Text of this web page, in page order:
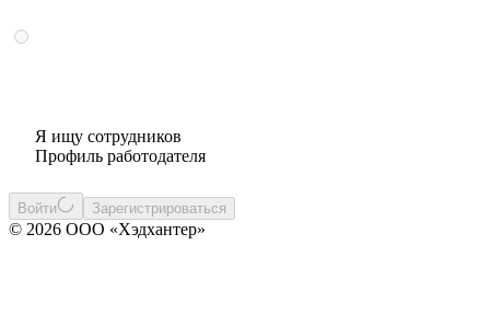
Я ищу сотрудников
Профиль работодателя
Войти Зарегистрироваться
© 2026 ООО «Хэдхантер»